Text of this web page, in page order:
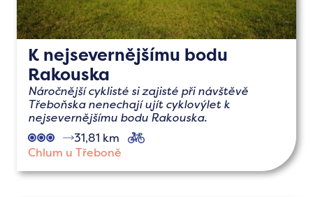
K nejsevernějšímu bodu
Rakouska
Náročnější cyklisté si zajisté při návštěvě
Třeboňska nenechají ujít cyklovýlet k
nejsevernějšímu bodu Rakouska.
31,81 km
Chlum u Třeboně